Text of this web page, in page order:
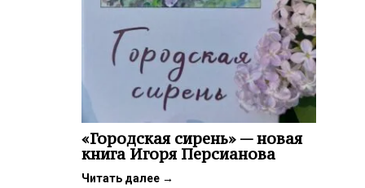
«Городская сирень» — новая
книга Игоря Персианова
Читать далее →